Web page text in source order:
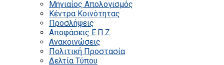
Μηνιαίος Απολογισμός
Κέντρα Κοινότητας
Προσλήψεις
Αποφάσεις Ε.Π.Ζ.
Ανακοινώσεις
Πολιτική Προστασία
Δελτία Τύπου